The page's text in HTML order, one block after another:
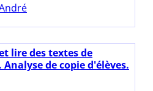
lire des textes de
de copie d'élèves.